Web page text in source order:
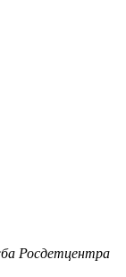
Росдетцентра